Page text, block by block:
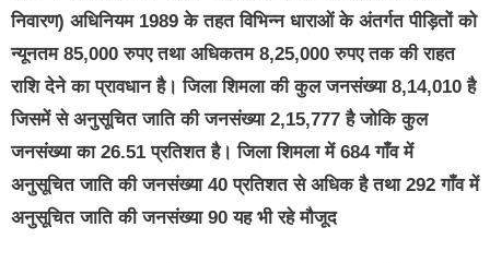
निवारण) अधिनियम 1989 के तहत विभिन्न धाराओं के अंतर्गत पीड़ितों को
न्यूनतम 85,000 रुपए तथा अधिकतम 8,25,000 रुपए तक की राहत
राशि देने का प्रावधान है। जिला शिमला की कुल जनसंख्या 8,14,010 है
जिसमें से अनुसूचित जाति की जनसंख्या 2,15,777 है जोकि कुल
जनसंख्या का 26.51 प्रतिशत है। जिला शिमला में 684 गाँव में
अनुसूचित जाति की जनसंख्या 40 प्रतिशत से अधिक है तथा 292 गाँव में
अनुसूचित जाति की जनसंख्या 90 यह भी रहे मौजूद